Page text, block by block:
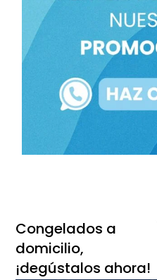
Congelados a
domicilio,
¡degústalos ahora!